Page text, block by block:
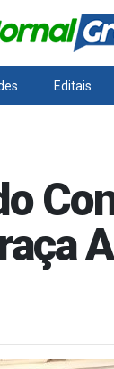
Editais